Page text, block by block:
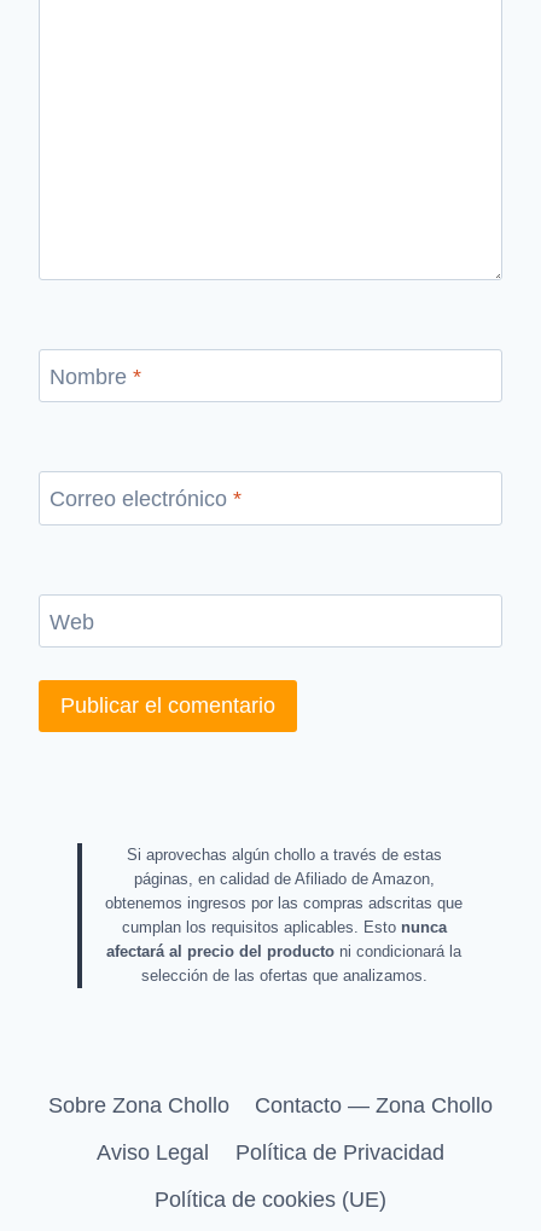
Nombre *
Correo electrónico *
Web
Si aprovechas algún chollo a través de estas
páginas, en calidad de Afiliado de Amazon,
obtenemos ingresos por las compras adscritas que
cumplan los requisitos aplicables. Esto nunca
afectará al precio del producto ni condicionará la
selección de las ofertas que analizamos.
Sobre Zona Chollo
Contacto — Zona Chollo
Aviso Legal
Política de Privacidad
Política de cookies (UE)